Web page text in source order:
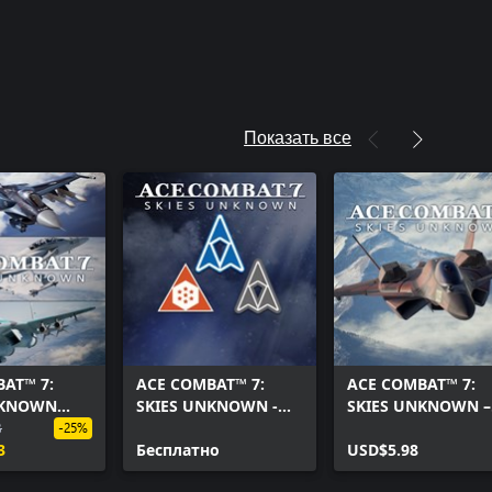
Показать все
7:
DLC
-
-25%
ACE COMBAT™ 7:
SKIES UNKNOWN -
Бесплатно
ACE COMBAT™ 7:
SKIES UNKNOWN –
USD$5.98